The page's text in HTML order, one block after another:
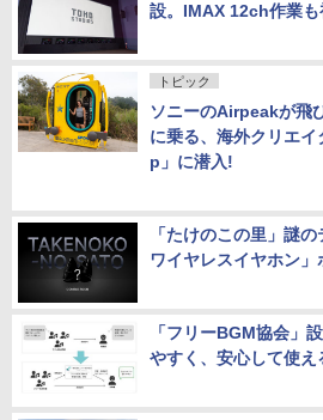
設。IMAX 12ch作業も
トピック
ソニーのAirpeakが飛
に乗る、海外クリエ
p」に潜入!
「たけのこの里」謎
ワイヤレスイヤホン」
「フリーBGM協会」
やすく、安心して使え